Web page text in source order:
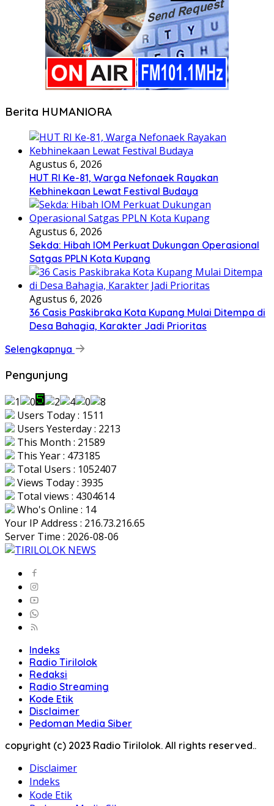
Berita HUMANIORA
Agustus 6, 2026
HUT RI Ke-81, Warga Nefonaek Rayakan
Kebhinekaan Lewat Festival Budaya
Agustus 6, 2026
Sekda: Hibah IOM Perkuat Dukungan Operasional
Satgas PPLN Kota Kupang
Agustus 6, 2026
36 Casis Paskibraka Kota Kupang Mulai Ditempa di
Desa Bahagia, Karakter Jadi Prioritas
Selengkapnya
Pengunjung
Users Today : 1511
Users Yesterday : 2213
This Month : 21589
This Year : 473185
Total Users : 1052407
Views Today : 3935
Total views : 4304614
Who's Online : 14
Your IP Address : 216.73.216.65
Server Time : 2026-08-06
Indeks
Radio Tirilolok
Redaksi
Radio Streaming
Kode Etik
Disclaimer
Pedoman Media Siber
copyright (c) 2023 Radio Tirilolok. All rights reserved..
Disclaimer
Indeks
Kode Etik